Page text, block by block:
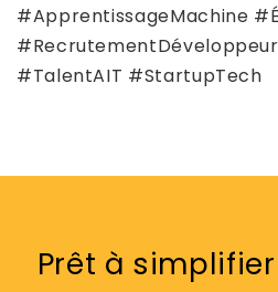
#ApprentissageMachine
#TalentAIT #StartupTech
Prêt à